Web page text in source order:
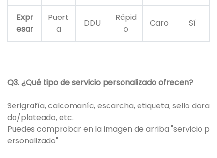
Expr
esar
Puert
a
DDU
Rápid
o
Caro Sí
Q3. ¿Qué tipo de servicio personalizado ofrecen?
Serigrafía, calcomanía, escarcha, etiqueta, sello dora
do/plateado, etc.
Puedes comprobar en la imagen de arriba "servicio p
ersonalizado"